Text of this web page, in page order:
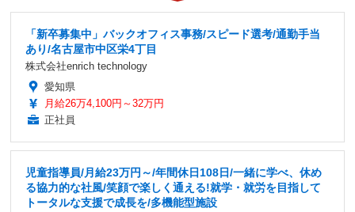
「新卒募集中」バックオフィス事務/スピード選考/通勤手当
あり/名古屋市中区栄4丁目
株式会社enrich technology
愛知県
月給26万4,100円～32万円
正社員
児童指導員/月給23万円～/年間休日108日/一緒に学べ、休め
る協力的な社風/笑顔で楽しく通える!就学・就労を目指して
トータルな支援で成長を/多機能型施設